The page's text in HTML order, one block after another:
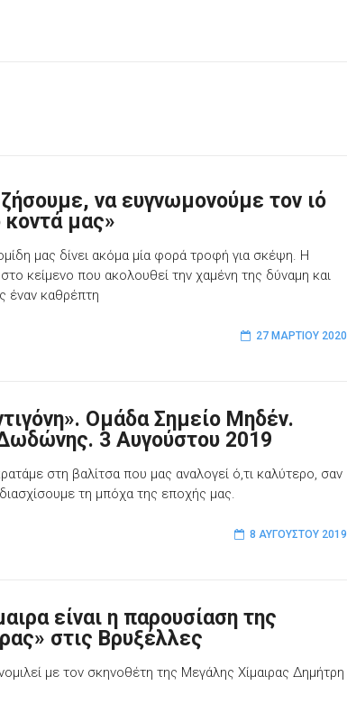
να ευγνωμονούμε τον ιό
μας»
μας δίνει ακόμα μία φορά τροφή για σκέψη. Η
κείμενο που ακολουθεί την χαμένη της δύναμη και
έναν καθρέπτη
27 ΜΑΡΤΊΟΥ 2020
Ομάδα Σημείο Μηδέν.
3 Αυγούστου 2019
στη βαλίτσα που μας αναλογεί ό,τι καλύτερο, σαν
τη μπόχα της εποχής μας.
8 ΑΥΓΟΎΣΤΟΥ 2019
είναι η παρουσίαση της
στις Βρυξέλλες
με τον σκηνοθέτη της Μεγάλης Χίμαιρας Δημήτρη